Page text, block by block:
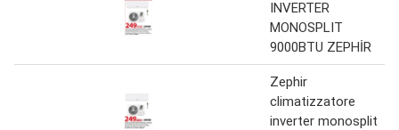
INVERTER
MONOSPLIT
9000BTU ZEPHİR
Zephir
climatizzatore
inverter monosplit